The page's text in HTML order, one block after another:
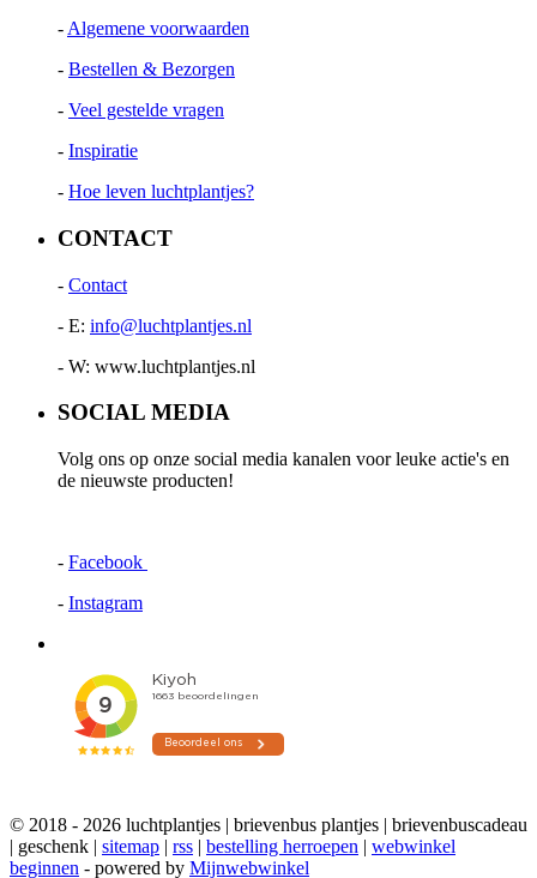
- Algemene voorwaarden
- Bestellen & Bezorgen
- Veel gestelde vragen
- Inspiratie
- Hoe leven luchtplantjes?
CONTACT
- Contact
- E: info@luchtplantjes.nl
- W: www.luchtplantjes.nl
SOCIAL MEDIA
Volg ons op onze social media kanalen voor leuke actie's en
de nieuwste producten!
- Facebook
- Instagram
© 2018 - 2026 luchtplantjes | brievenbus plantjes | brievenbuscadeau
| geschenk | sitemap | rss | bestelling herroepen | webwinkel
beginnen - powered by Mijnwebwinkel